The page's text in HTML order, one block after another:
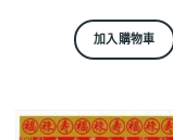
加入購物車